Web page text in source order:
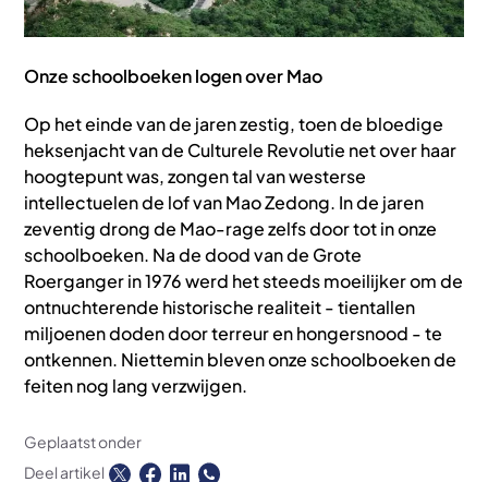
Onze schoolboeken logen over Mao
Op het einde van de jaren zestig, toen de bloedige
heksenjacht van de Culturele Revolutie net over haar
hoogtepunt was, zongen tal van westerse
intellectuelen de lof van Mao Zedong. In de jaren
zeventig drong de Mao-rage zelfs door tot in onze
schoolboeken. Na de dood van de Grote
Roerganger in 1976 werd het steeds moeilijker om de
ontnuchterende historische realiteit - tientallen
miljoenen doden door terreur en hongersnood - te
ontkennen. Niettemin bleven onze schoolboeken de
feiten nog lang verzwijgen.
Geplaatst onder
Deel artikel